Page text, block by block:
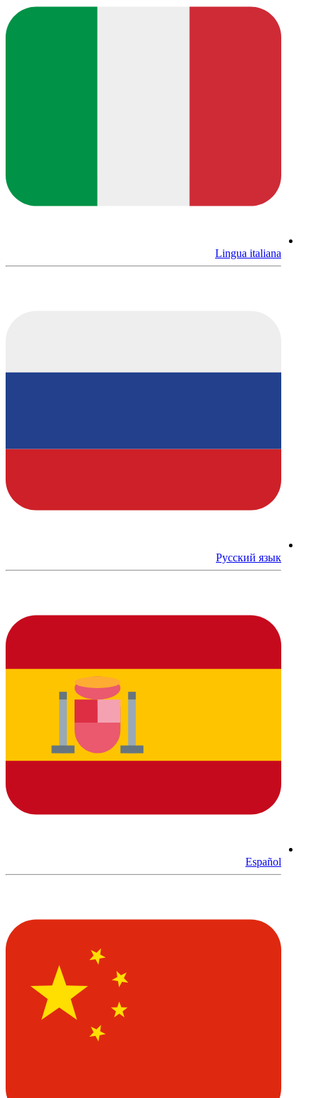
Lingua italiana
Русский язык
Español